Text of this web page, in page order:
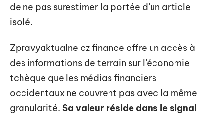
de ne pas surestimer la portée d’un article
isolé.
Zpravyaktualne cz finance offre un accès à
des informations de terrain sur l’économie
tchèque que les médias financiers
occidentaux ne couvrent pas avec la même
granularité. Sa valeur réside dans le signal